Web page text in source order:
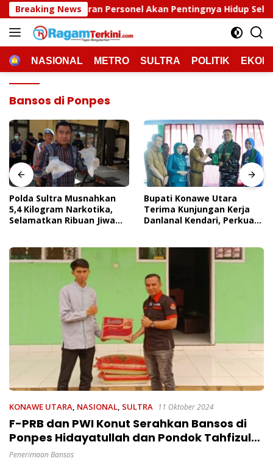
Langsung
ke
konten
Breaking News
Akan Pentingnya Hidup Sehat Polda Sultra
HOMENASIONAL METRO SULTRA POLITIK
Bansos di Ponpes
Polda Sultra Musnahkan
5,4 Kilogram Narkotika,
Selamatkan Ribuan Jiwa
Bupati Konawe Utara
Terima Kunjungan Kerja
Danlanal Kendari, Perkuat
KONAWE UTARA, NASIONAL, SULTRA 11 Oktober 2024
F-PRB dan PWI Konut Serahkan Bansos di
Ponpes Hidayatullah dan Pondok Tahfizul
Qur’an Abudarda
Penerimaan Bansos